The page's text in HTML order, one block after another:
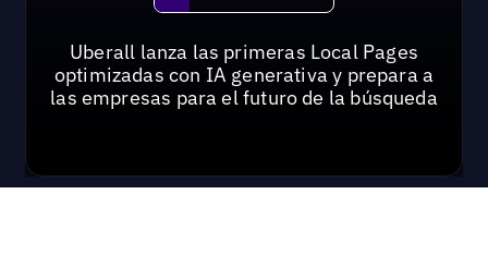
Uberall lanza las primeras Local Pages
optimizadas con IA generativa y prepara a
las empresas para el futuro de la búsqueda